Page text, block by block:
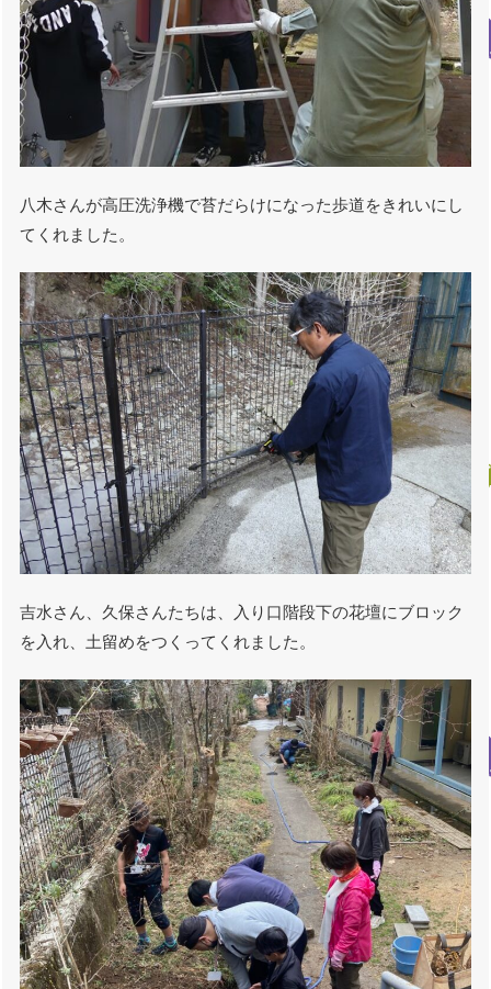
八木さんが高圧洗浄機で苔だらけになった歩道をきれいにし
てくれました。
吉水さん、久保さんたちは、入り口階段下の花壇にブロック
を入れ、土留めをつくってくれました。